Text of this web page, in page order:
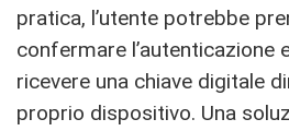
pratica, l’utente potrebbe
confermare l’autenticazione
ricevere una chiave digitale
proprio dispositivo. Una